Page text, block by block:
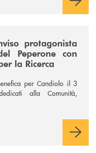
protagonista
Peperone con
la Ricerca
per Candiolo il 3
alla Comunità,